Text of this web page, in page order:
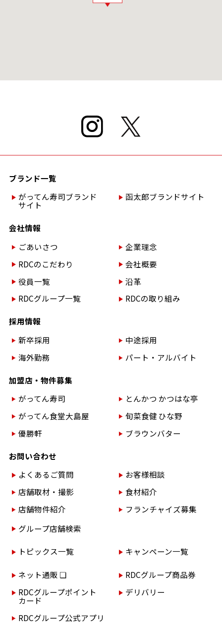
ブランド一覧
がってん寿司ブランド
サイト
函太郎ブランドサイト
会社情報
ごあいさつ
企業理念
RDCのこだわり
会社概要
役員一覧
沿革
RDCグループ一覧
RDCの取り組み
採用情報
新卒採用
中途採用
海外勤務
パート・アルバイト
加盟店・物件募集
がってん寿司
とんかつ かつはな亭
がってん食堂大島屋
旬菜食健 ひな野
優勝軒
ブラウンバター
お問い合わせ
よくあるご質問
お客様相談
店舗取材・撮影
食材紹介
店舗物件紹介
フランチャイズ募集
グループ店舗検索
トピックス一覧 キャンペーン一覧
ネット通販 ❏
RDCグループ商品券
RDCグループポイント
カード
デリバリー
RDCグループ公式アプリ